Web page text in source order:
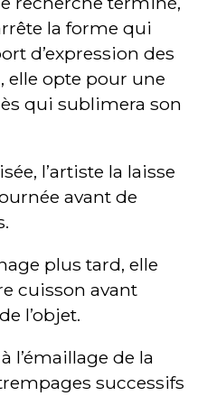
la forme qui
d’expression des
elle opte pour une
qui sublimera son
l’artiste la laisse
avant de
plus tard, elle
cuisson avant
l’objet.
l’émaillage de la
successifs